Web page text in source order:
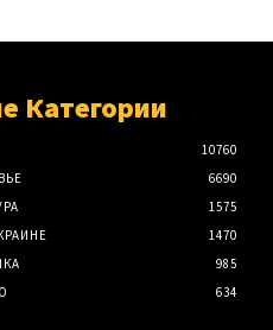
Категории
10760
6690
1575
1470
985
634